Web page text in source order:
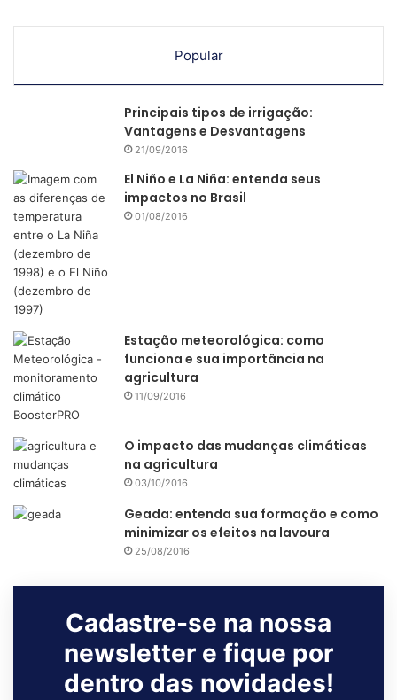
Popular
Principais tipos de irrigação:
Vantagens e Desvantagens
21/09/2016
El Niño e La Niña: entenda seus
impactos no Brasil
01/08/2016
Estação meteorológica: como
funciona e sua importância na
agricultura
11/09/2016
O impacto das mudanças climáticas
na agricultura
03/10/2016
Geada: entenda sua formação e como
minimizar os efeitos na lavoura
25/08/2016
Cadastre-se na nossa
newsletter e fique por
dentro das novidades!